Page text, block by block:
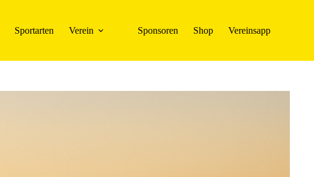
Sportarten Verein Sponsoren Shop Vereinsapp